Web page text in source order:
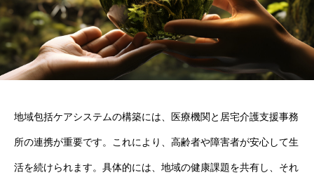
地域包括ケアシステムの構築には、医療機関と居宅介護支援事務
所の連携が重要です。これにより、高齢者や障害者が安心して生
活を続けられます。具体的には、地域の健康課題を共有し、それ